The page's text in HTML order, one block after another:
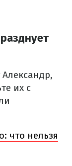
их с
что нельзя